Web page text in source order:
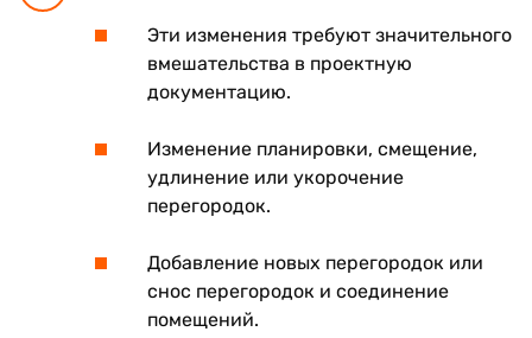
Эти изменения требуют значительного
вмешательства в проектную
документацию.
Изменение планировки, смещение,
удлинение или укорочение
перегородок.
Добавление новых перегородок или
снос перегородок и соединение
помещений.